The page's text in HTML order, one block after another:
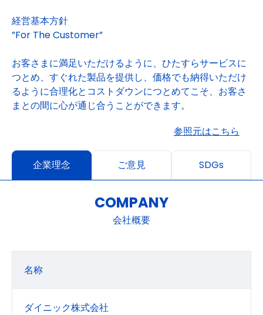
経営基本方針
”For The Customer”
お客さまに満足いただけるように、ひたすらサービスに
つとめ、すぐれた製品を提供し、価格でも納得いただけ
るように合理化とコストダウンにつとめてこそ、お客さ
まとの間に心が通じ合うことができます。
参照元はこちら
企業理念 ご意見 SDGs
COMPANY
会社概要
名称
ダイニック株式会社